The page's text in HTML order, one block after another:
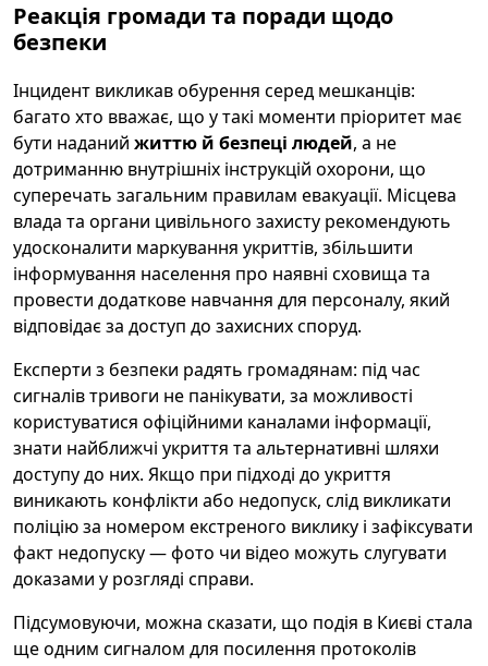
Реакція громади та поради щодо
безпеки
Інцидент викликав обурення серед мешканців:
багато хто вважає, що у такі моменти пріоритет має
бути наданий життю й безпеці людей, а не
дотриманню внутрішніх інструкцій охорони, що
суперечать загальним правилам евакуації. Місцева
влада та органи цивільного захисту рекомендують
удосконалити маркування укриттів, збільшити
інформування населення про наявні сховища та
провести додаткове навчання для персоналу, який
відповідає за доступ до захисних споруд.
Експерти з безпеки радять громадянам: під час
сигналів тривоги не панікувати, за можливості
користуватися офіційними каналами інформації,
знати найближчі укриття та альтернативні шляхи
доступу до них. Якщо при підході до укриття
виникають конфлікти або недопуск, слід викликати
поліцію за номером екстреного виклику і зафіксувати
факт недопуску — фото чи відео можуть слугувати
доказами у розгляді справи.
Підсумовуючи, можна сказати, що подія в Києві стала
ще одним сигналом для посилення протоколів